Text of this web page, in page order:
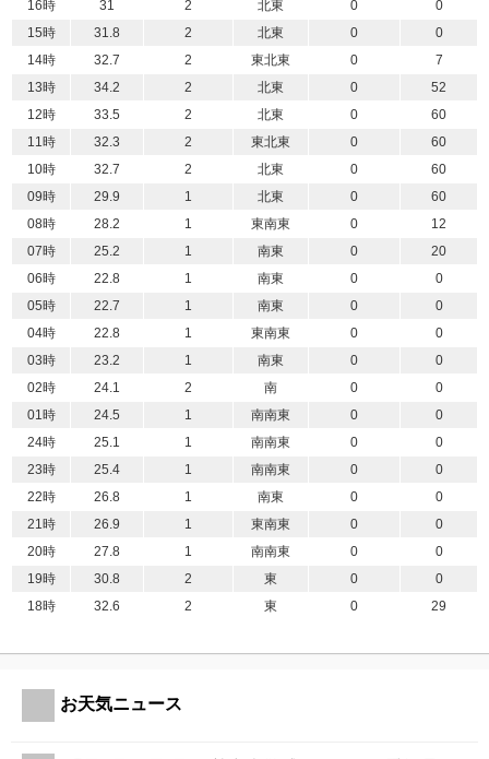
16時
31 2 北東 0
0
15時
31.8 2 北東 0
0
14時
32.7 2 東北東 0
7
13時
34.2 2 北東 0
52
12時
33.5 2 北東 0
60
11時
32.3 2 東北東 0
60
10時
32.7 2 北東 0
60
09時
29.9 1 北東 0
60
08時
28.2 1 東南東 0
12
07時
25.2 1 南東 0
20
06時
22.8 1 南東 0
0
05時
22.7 1 南東 0
0
04時
22.8 1 東南東 0
0
03時
23.2 1 南東 0
0
02時
24.1 2 南 0
0
01時
24.5 1 南南東 0
0
24時
25.1 1 南南東 0
0
23時
25.4 1 南南東 0
0
22時
26.8 1 南東 0
0
21時
26.9 1 東南東 0
0
20時
27.8 1 南南東 0
0
19時
30.8 2 東 0
0
18時
32.6 2 東 0 29
お天気ニュース